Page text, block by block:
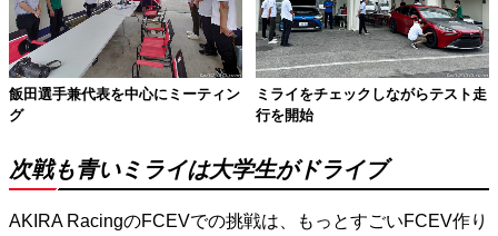
飯田選手兼代表を中心にミーティン
グ
ミライをチェックしながらテスト走
行を開始
次戦も青いミライは大学生がドライブ
AKIRA RacingのFCEVでの挑戦は、もっとすごいFCEV作り